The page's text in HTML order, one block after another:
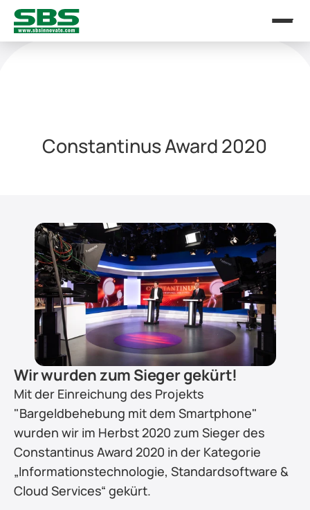
Constantinus Award 2020
Wir wurden zum Sieger gekürt!
Mit der Einreichung des Projekts
"Bargeldbehebung mit dem Smartphone"
wurden wir im Herbst 2020 zum Sieger des
Constantinus Award 2020 in der Kategorie
„Informationstechnologie, Standardsoftware &
Cloud Services“ gekürt.